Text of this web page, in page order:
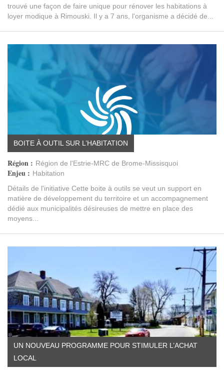
trouvé une façon de faire unique pour rénover les habitations à
loyer modique à Rimouski. Il y a 7 ans, l'organisme a décidé de...
BOITE À OUTIL SUR L’HABITATION
Région : Région de l'Estrie-MRC de Brome-Missisquoi
Enjeu : Habitation
Détails de l'initiative Cette boite à outils se veut un support en
matière de développement du territoire et un accompagnement
dédié aux municipalités désireuses de mettre en place des
moyens...
UN NOUVEAU PROGRAMME POUR STIMULER L’ACHAT
LOCAL